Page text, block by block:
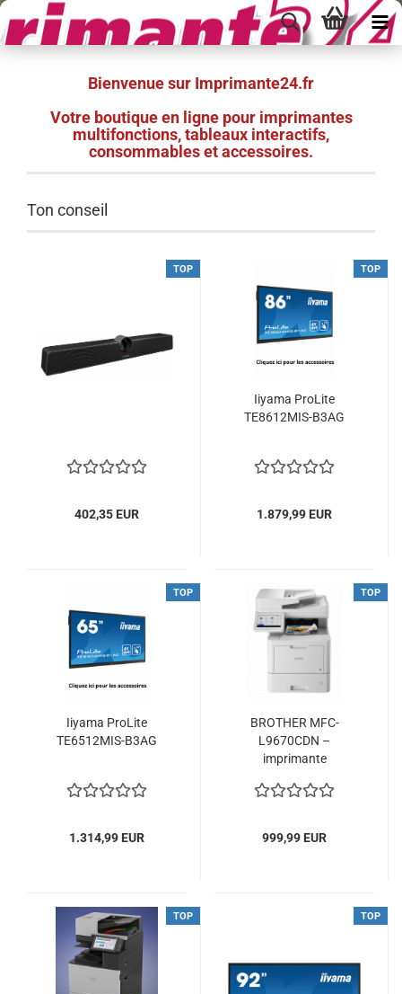
Bienvenue sur Imprimante24.fr
Votre boutique en ligne pour imprimantes
multifonctions, tableaux interactifs,
consommables et accessoires.
Ton conseil
TOP
402,35 EUR
TOP
Iiyama ProLite
TE8612MIS-B3AG
1.879,99 EUR
TOP
Iiyama ProLite
TE6512MIS-B3AG
1.314,99 EUR
TOP
BROTHER MFC-
L9670CDN –
imprimante
999,99 EUR
TOP TOP